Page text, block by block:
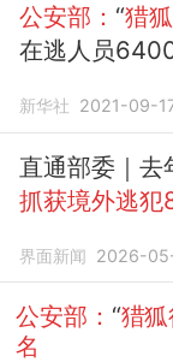
公安部： “猎
在逃人员
新华社 2021-09-
直通部委｜去
抓获境外逃犯
界面新闻 2026-
公安部： “猎
名